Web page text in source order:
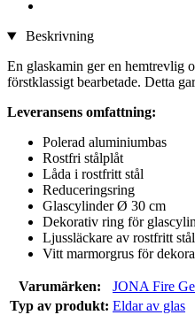
Beskrivning
En glaskamin ger en hemtrevlig
förstklassigt bearbetade. Detta
Leveransens omfattning:
Polerad aluminiumbas
Rostfri stålplåt
Låda i rostfritt stål
Reduceringsring
Glascylinder Ø 30 cm
Dekorativ ring för
Ljussläckare av rostfritt stål
Vitt marmorgrus för
Varumärken:
JONA Fire
Typ av produkt: Eldar av glas